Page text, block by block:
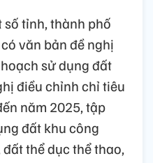
số tỉnh, thành phố
văn bản đề nghị
sử dụng đất
điều chỉnh chỉ tiêu
năm 2025, tập
đất khu công
thể dục thể thao,